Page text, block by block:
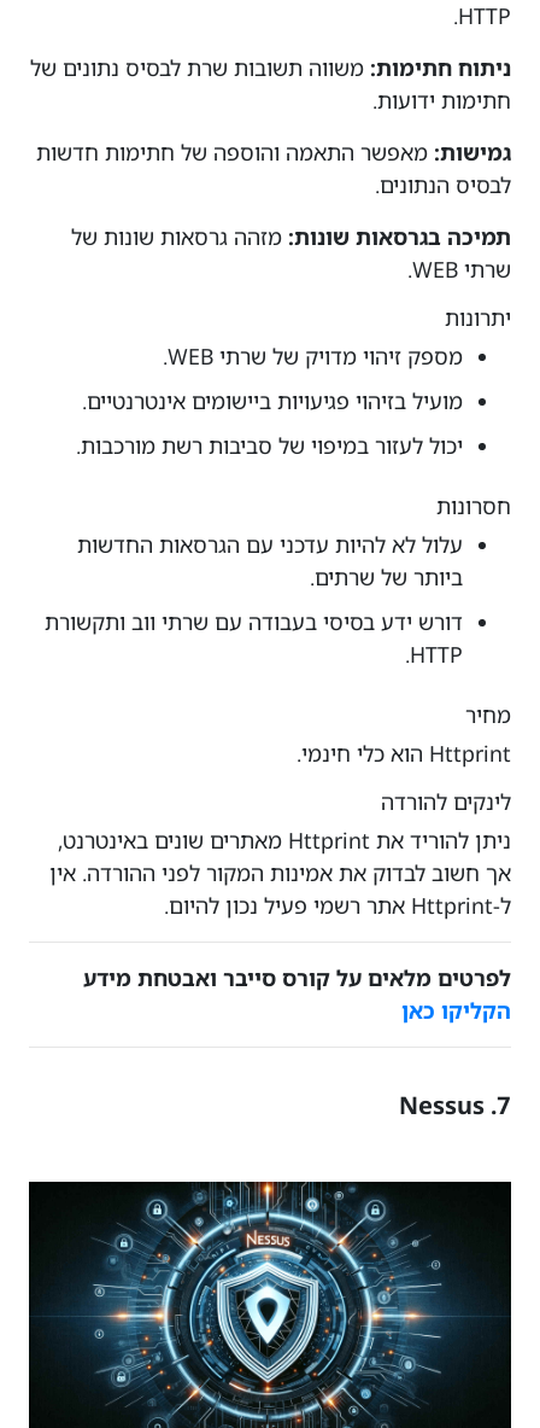
HTTP.
ניתוח חתימות: משווה תשובות שרת לבסיס נתונים של
חתימות ידועות.
גמישות: מאפשר התאמה והוספה של חתימות חדשות
לבסיס הנתונים.
תמיכה בגרסאות שונות: מזהה גרסאות שונות של
שרתי WEB.
יתרונות
מספק זיהוי מדויק של שרתי WEB.
מועיל בזיהוי פגיעויות ביישומים אינטרנטיים.
יכול לעזור במיפוי של סביבות רשת מורכבות.
חסרונות
עלול לא להיות עדכני עם הגרסאות החדשות
ביותר של שרתים.
דורש ידע בסיסי בעבודה עם שרתי ווב ותקשורת
HTTP.
מחיר
Httprint הוא כלי חינמי.
לינקים להורדה
ניתן להוריד את Httprint מאתרים שונים באינטרנט,
אך חשוב לבדוק את אמינות המקור לפני ההורדה. אין
ל-Httprint אתר רשמי פעיל נכון להיום.
לפרטים מלאים על קורס סייבר ואבטחת מידע
הקליקו כאן
7. Nessus